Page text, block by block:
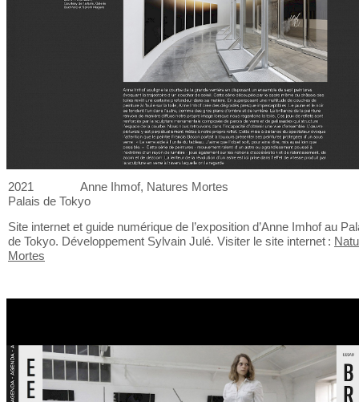
2021
Anne Ihmof, Natures Mortes
Palais de Tokyo
Site internet et guide numérique de l’exposition d’Anne Imhof au
de Tokyo. Développement Sylvain Julé. Visiter le site internet :
Mortes